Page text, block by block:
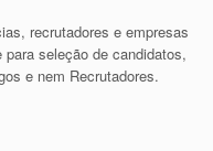
recrutadores e empresas
seleção de candidatos,
e nem Recrutadores.